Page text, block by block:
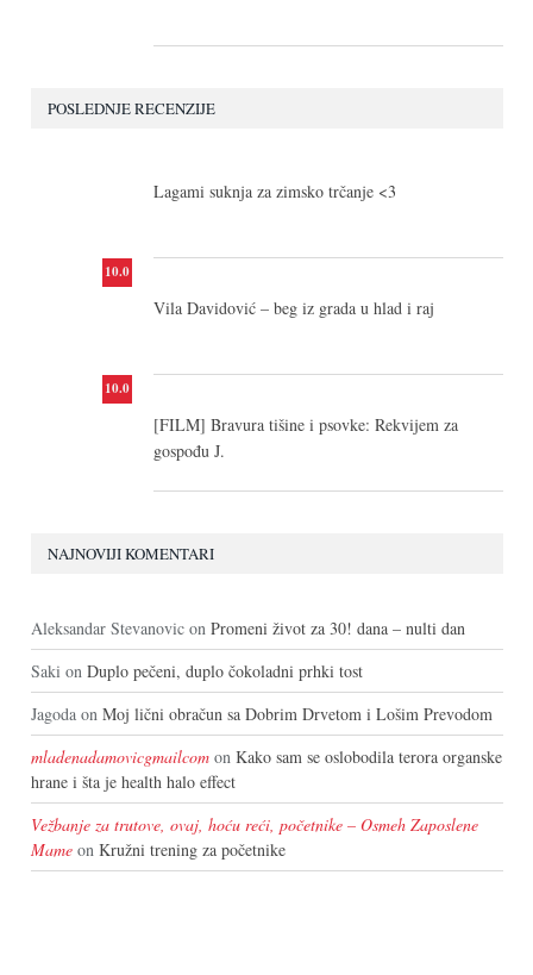
POSLEDNJE RECENZIJE
Lagami suknja za zimsko trčanje <3
10.0
Vila Davidović – beg iz grada u hlad i raj
10.0
[FILM] Bravura tišine i psovke: Rekvijem za
gospođu J.
NAJNOVIJI KOMENTARI
Aleksandar Stevanovic on Promeni život za 30! dana – nulti dan
Saki on Duplo pečeni, duplo čokoladni prhki tost
Jagoda on Moj lični obračun sa Dobrim Drvetom i Lošim Prevodom
mladenadamovicgmailcom on Kako sam se oslobodila terora organske
hrane i šta je health halo effect
Vežbanje za trutove, ovaj, hoću reći, početnike – Osmeh Zaposlene
Mame on Kružni trening za početnike